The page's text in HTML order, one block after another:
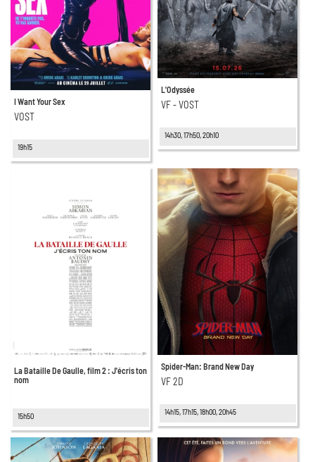
I Want Your Sex
VOST
19h15
L'Odyssée
VF - VOST
14h30, 17h50, 20h10
La Bataille De Gaulle, film 2 : J'écris ton
nom
15h50
Spider-Man: Brand New Day
VF 2D
14h15, 17h15, 18h00, 20h45